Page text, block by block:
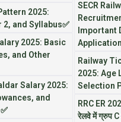
2025:
2, and Syllabus✅
2025: Basic
and Other
Salary 2025:
and
SECR
Important
Railway
2025: Age
Selection
RRC ER
रेलवे में ग्रुप C